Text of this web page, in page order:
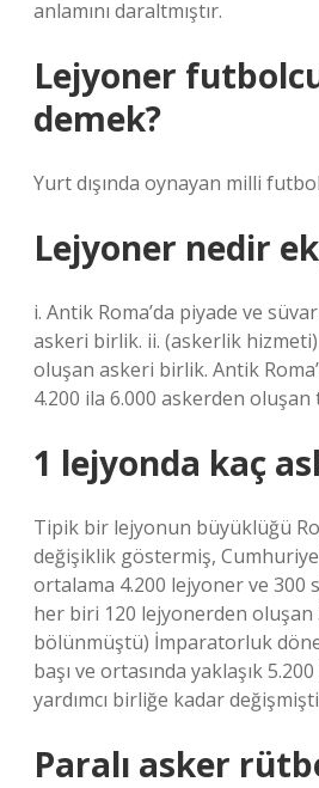
anlamını daraltmıştır.
Lejyoner
demek?
Yurt dışında oynayan milli
Lejyoner nedir
i. Antik Roma’da piyade ve
askeri birlik. ii. (askerlik
oluşan askeri birlik. Antik
4.200 ila 6.000 askerden oluşan
1 lejyonda kaç
Tipik bir lejyonun büyüklüğü
değişiklik göstermiş,
ortalama 4.200 lejyoner ve 300
her biri 120 lejyonerden oluşan
bölünmüştü) İmparatorluk
başı ve ortasında yaklaşık
yardımcı birliğe kadar
Paralı asker